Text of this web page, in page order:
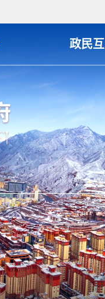
政民